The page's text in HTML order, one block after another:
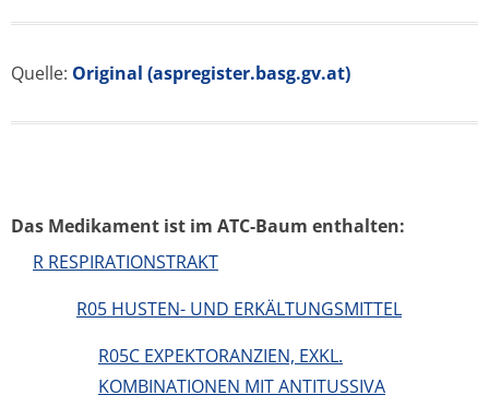
Quelle: Original (aspregister.basg.gv.at)
Das Medikament ist im ATC-Baum enthalten:
R RESPIRATIONSTRAKT
R05 HUSTEN- UND ERKÄLTUNGSMITTEL
R05C EXPEKTORANZIEN, EXKL.
KOMBINATIONEN MIT ANTITUSSIVA